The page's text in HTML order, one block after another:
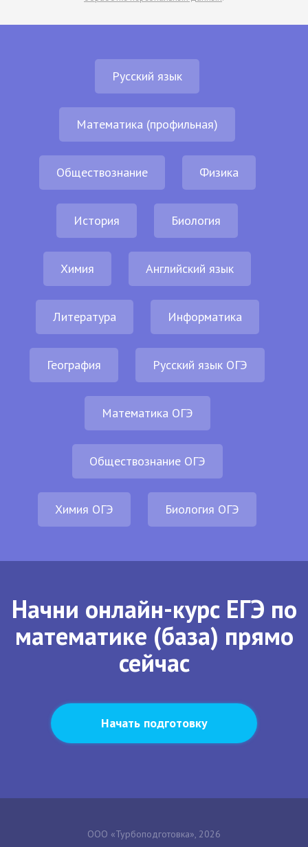
Русский язык
Математика (профильная)
Обществознание Физика
История Биология
Химия Английский язык
Литература Информатика
География Русский язык ОГЭ
Математика ОГЭ
Обществознание ОГЭ
Химия ОГЭ Биология ОГЭ
Начни онлайн-курс ЕГЭ по
математике (база) прямо
сейчас
Начать подготовку
ООО «Турбоподготовка», 2026